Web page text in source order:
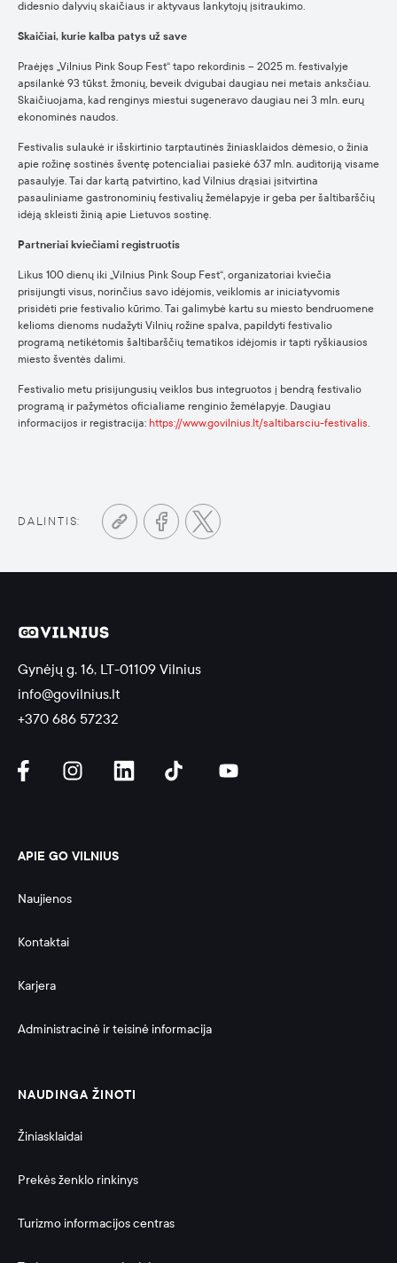
didesnio dalyvių skaičiaus ir aktyvaus lankytojų įsitraukimo.
Skaičiai, kurie kalba patys už save
Praėjęs „Vilnius Pink Soup Fest“ tapo rekordinis – 2025 m. festivalyje
apsilankė 93 tūkst. žmonių, beveik dvigubai daugiau nei metais anksčiau.
Skaičiuojama, kad renginys miestui sugeneravo daugiau nei 3 mln. eurų
ekonominės naudos.
Festivalis sulaukė ir išskirtinio tarptautinės žiniasklaidos dėmesio, o žinia
apie rožinę sostinės šventę potencialiai pasiekė 637 mln. auditoriją visame
pasaulyje. Tai dar kartą patvirtino, kad Vilnius drąsiai įsitvirtina
pasauliniame gastronominių festivalių žemėlapyje ir geba per šaltibarščių
idėją skleisti žinią apie Lietuvos sostinę.
Partneriai kviečiami registruotis
Likus 100 dienų iki „Vilnius Pink Soup Fest“, organizatoriai kviečia
prisijungti visus, norinčius savo idėjomis, veiklomis ar iniciatyvomis
prisidėti prie festivalio kūrimo. Tai galimybė kartu su miesto bendruomene
kelioms dienoms nudažyti Vilnių rožine spalva, papildyti festivalio
programą netikėtomis šaltibarščių tematikos idėjomis ir tapti ryškiausios
miesto šventės dalimi.
Festivalio metu prisijungusių veiklos bus integruotos į bendrą festivalio
programą ir pažymėtos oficialiame renginio žemėlapyje. Daugiau
informacijos ir registracija: https://www.govilnius.lt/saltibarsciu-festivalis.
DALINTIS:
Gynėjų g. 16, LT-01109 Vilnius
info@govilnius.lt
+370 686 57232
APIE GO VILNIUS
Naujienos
Kontaktai
Karjera
Administracinė ir teisinė informacija
NAUDINGA ŽINOTI
Žiniasklaidai
Prekės ženklo rinkinys
Turizmo informacijos centras